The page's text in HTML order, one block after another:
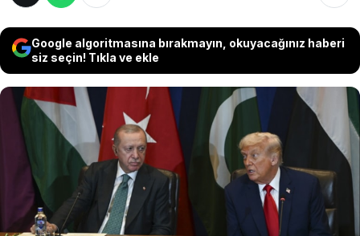
Google algoritmasına bırakmayın, okuyacağınız haberi
siz seçin! Tıkla ve ekle
Erdoğan ve Trump bugün Oval Ofis’te bir
araya gelecek. 25 Eylül zirvesi, yalnızca uçak
ve maden pazarlığı değil, Orta Doğu barışı
ve iki ülke ilişkileri için de bir sınav olacak.